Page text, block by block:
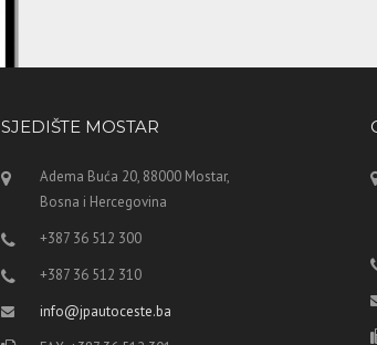
SJEDIŠTE MOSTAR
Adema Buća 20, 88000 Mostar,
Bosna i Hercegovina
+387 36 512 300
+387 36 512 310
info@jpautoceste.ba